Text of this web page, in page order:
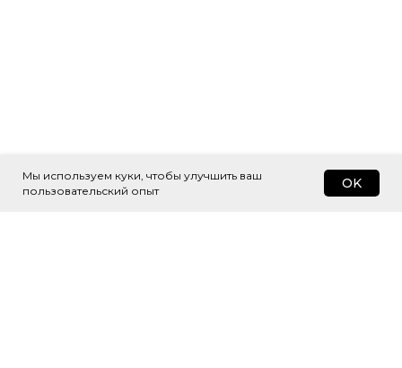
Мы используем куки, чтобы улучшить ваш
пользовательский опыт
OK